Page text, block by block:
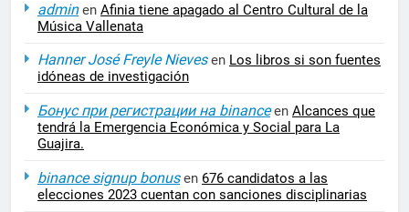
adminen Afinia tiene apagado al Centro Cultural de la
Música Vallenata
Hanner José Freyle Nievesen Los libros si son fuentes
idóneas de investigación
Бонус при регистрации на binanceen Alcances que
tendrá la Emergencia Económica y Social para La
Guajira.
binance signup bonusen 676 candidatos a las
elecciones 2023 cuentan con sanciones disciplinarias